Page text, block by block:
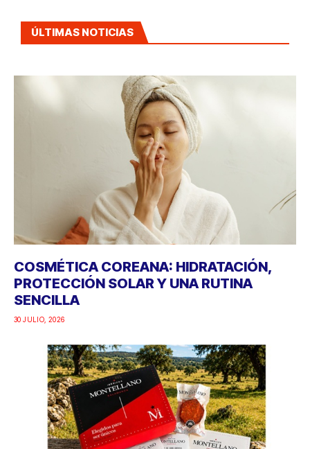
ÚLTIMAS NOTICIAS
COSMÉTICA COREANA: HIDRATACIÓN,
PROTECCIÓN SOLAR Y UNA RUTINA
SENCILLA
30 JULIO, 2026